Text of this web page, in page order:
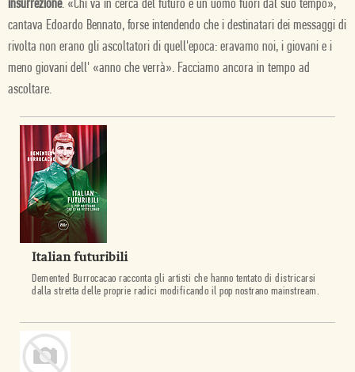
insurrezione. «Chi va in cerca del futuro è un uomo fuori dal suo tempo»,
cantava Edoardo Bennato, forse intendendo che i destinatari dei messaggi di
rivolta non erano gli ascoltatori di quell'epoca: eravamo noi, i giovani e i
meno giovani dell' «anno che verrà». Facciamo ancora in tempo ad
ascoltare.
Italian futuribili
Demented Burrocacao racconta gli artisti che hanno tentato di districarsi
dalla stretta delle proprie radici modificando il pop nostrano mainstream.